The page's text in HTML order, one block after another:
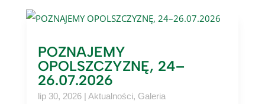
POZNAJEMY
OPOLSZCZYZNĘ, 24–
26.07.2026
lip 30, 2026| Aktualności, Galeria